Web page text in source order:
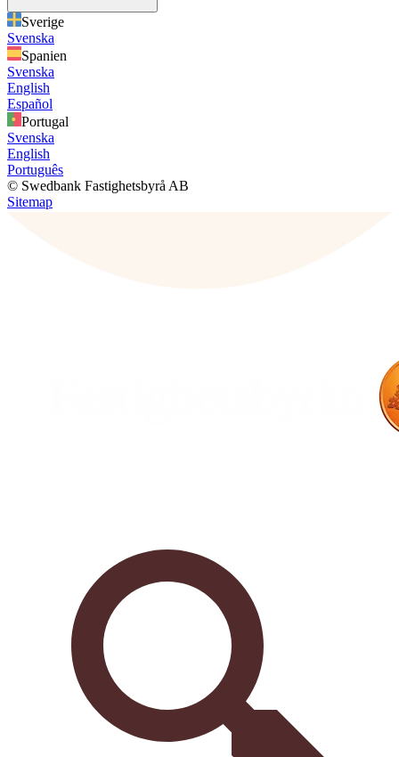
Sverige
Svenska
Spanien
Svenska
English
Español
Portugal
Svenska
English
Português
© Swedbank Fastighetsbyrå AB
Sitemap